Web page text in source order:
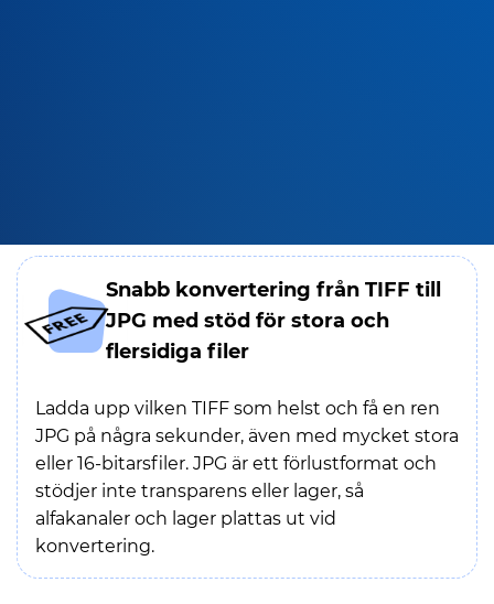
Snabb konvertering från TIFF till
JPG med stöd för stora och
flersidiga filer
Ladda upp vilken TIFF som helst och få en ren
JPG på några sekunder, även med mycket stora
eller 16-bitarsfiler. JPG är ett förlustformat och
stödjer inte transparens eller lager, så
alfakanaler och lager plattas ut vid
konvertering.